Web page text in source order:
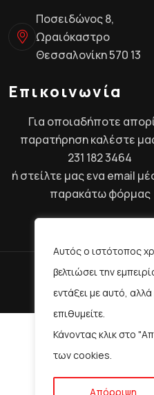
Αυτός ο ιστότοπος
βελτιώσει την
εντάξει με αυτό,
επιθυμείτε.
Κάνοντας κλικ στο
των cookies.
Απόρριψη
Ποσειδώνος 8,
Ωραιόκαστρο
Θεσσαλονίκη 570 13
Επικοινωνία
Για οποιαδήποτε
παρατήρηση καλέστε
231 182 3464
ή στείλτε μας ενα email
παρακάτωφόρμας